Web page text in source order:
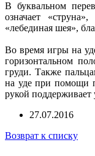
В буквальном
означает
«лебединая шея»,
Во время игры на
горизонтальном
груди. Также
на уде при помощи
рукой поддерживает
27.07.2016
Возврат к списку